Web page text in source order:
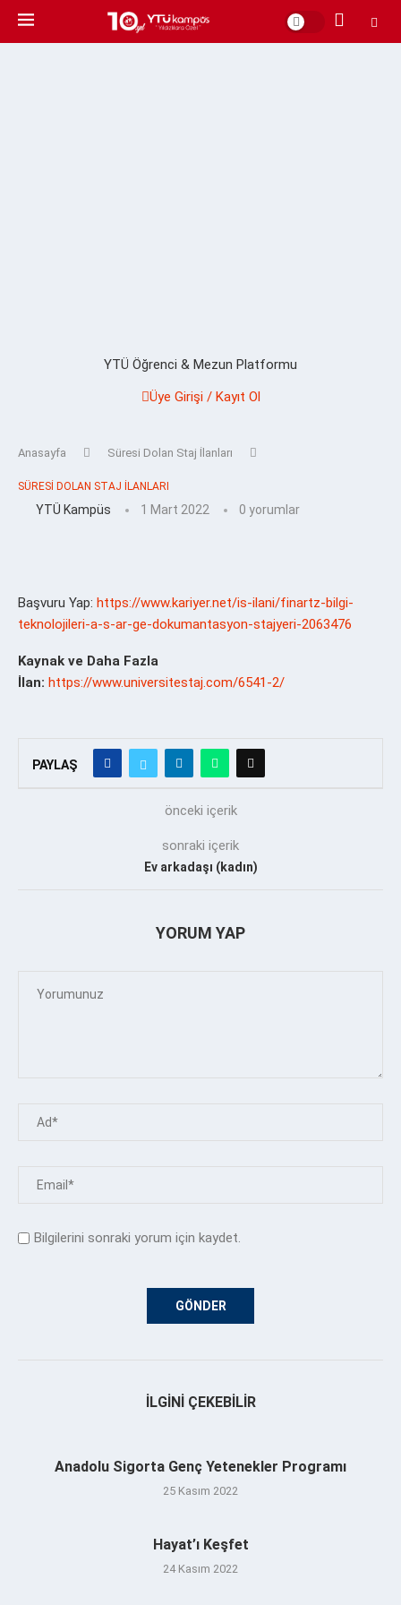
YTÜ Öğrenci & Mezun Platformu
Üye Girişi / Kayıt Ol
Anasayfa Süresi Dolan Staj İlanları
SÜRESI DOLAN STAJ İLANLARI
YTÜ Kampüs 1 Mart 2022 0 yorumlar
Başvuru Yap: https://www.kariyer.net/is-ilani/finartz-bilgi-
teknolojileri-a-s-ar-ge-dokumantasyon-stajyeri-2063476
Kaynak ve Daha Fazla
İlan: https://www.universitestaj.com/6541-2/
PAYLAŞ
önceki içerik
sonraki içerik
Ev arkadaşı (kadın)
YORUM YAP
Bilgilerini sonraki yorum için kaydet.
İLGINI ÇEKEBILIR
Anadolu Sigorta Genç Yetenekler Programı
25 Kasım 2022
Hayat’ı Keşfet
24 Kasım 2022